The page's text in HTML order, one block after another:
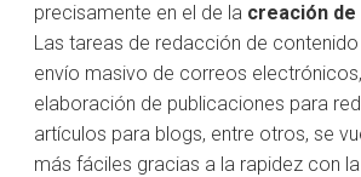
precisamente en el de la creación
Las tareas de redacción de
envío masivo de correos
elaboración de publicaciones para
artículos para blogs, entre otros, se
más fáciles gracias a la rapidez con